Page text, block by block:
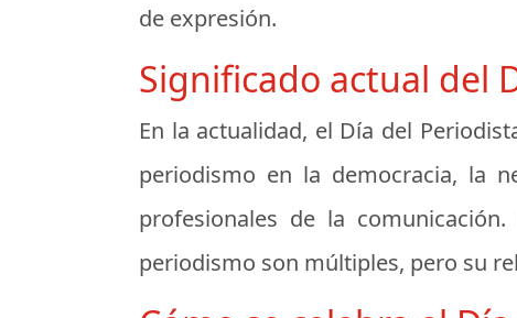
de expresión.
Significado actual del
En la actualidad, el Día del
periodismo en la democracia, la
profesionales de la
periodismo son múltiples, pero su